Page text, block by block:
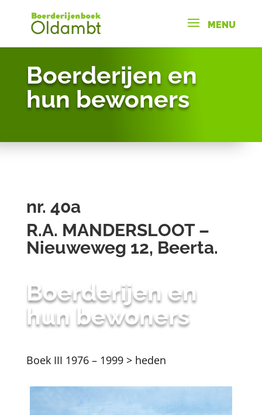
Boerderijen en
hun bewoners
nr. 40a
R.A. MANDERSLOOT –
Nieuweweg 12, Beerta.
Boerderijen en
hun bewoners
Boek III 1976 – 1999 > heden